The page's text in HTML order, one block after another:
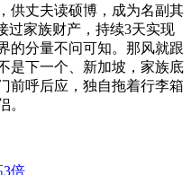
供丈夫读硕博，成为名副其
过家族财产，持续3天实现
的分量不问可知。那风就跟
是下一个、新加坡，家族底
前呼后应，独自拖着行李箱
。
3倍